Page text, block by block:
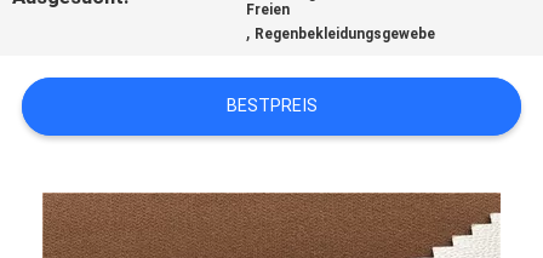
COMPANY
NEWS
SITEMAP
Freien
, Regenbekleidungsgewebe
BESTPREIS